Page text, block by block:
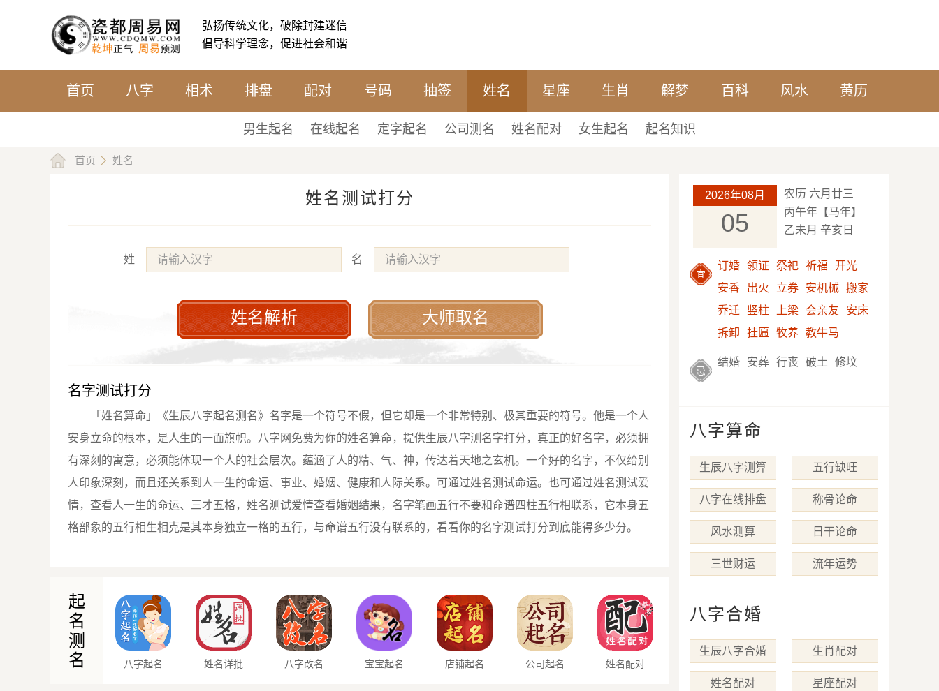
弘扬传统文化，破除封建迷信
倡导科学理念，促进社会和谐
首页 八字 相术 排盘 配对 号码 抽签 姓名 星座 生肖 解梦 百科 风水 黄历
男生起名 在线起名 定字起名 公司测名 姓名配对 女生起名 起名知识
首页 姓名
姓名测试打分
姓 名
姓名解析 大师取名
名字测试打分
「姓名算命」《生辰八字起名测名》名字是一个符号不假，但它却是一个非常特别、极其重要的符号。他是一个人
安身立命的根本，是人生的一面旗帜。八字网免费为你的姓名算命，提供生辰八字测名字打分，真正的好名字，必须拥
有深刻的寓意，必须能体现一个人的社会层次。蕴涵了人的精、气、神，传达着天地之玄机。一个好的名字，不仅给别
人印象深刻，而且还关系到人一生的命运、事业、婚姻、健康和人际关系。可通过姓名测试命运。也可通过姓名测试爱
情，查看人一生的命运、三才五格，姓名测试爱情查看婚姻结果，名字笔画五行不要和命谱四柱五行相联系，它本身五
格部象的五行相生相克是其本身独立一格的五行，与命谱五行没有联系的，看看你的名字测试打分到底能得多少分。
起
名
测
名
八字起名 姓名详批 八字改名 宝宝起名 店铺起名 公司起名 姓名配对
2026年08月
05
农历 六月廿三
丙午年【马年】
乙未月 辛亥日
宜
订婚 领证 祭祀 祈福
开光
安香
出火 立券 安机械 搬家
乔迁
竖柱 上梁 会亲友
安床
拆卸
挂匾 牧养 教牛马
忌
结婚 安葬 行丧 破土 修坟
八字算命
生辰八字测算 五行缺旺
八字在线排盘 称骨论命
风水测算 日干论命
三世财运 流年运势
八字合婚
生辰八字合婚 生肖配对
姓名配对 星座配对